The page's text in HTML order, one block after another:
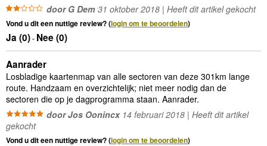
door G Dem 31 oktober 2018 | Heeft dit artikel gekocht
Vond u dit een nuttige review? (login om te beoordelen)
Ja (0)- Nee (0)
Aanrader
Losbladige kaartenmap van alle sectoren van deze 301km lange
route. Handzaam en overzichtelijk; niet meer nodig dan de
sectoren die op je dagprogramma staan. Aanrader.
door Jos Oonincx14 februari 2018 | Heeft dit artikel
gekocht
Vond u dit een nuttige review? (login om te beoordelen)